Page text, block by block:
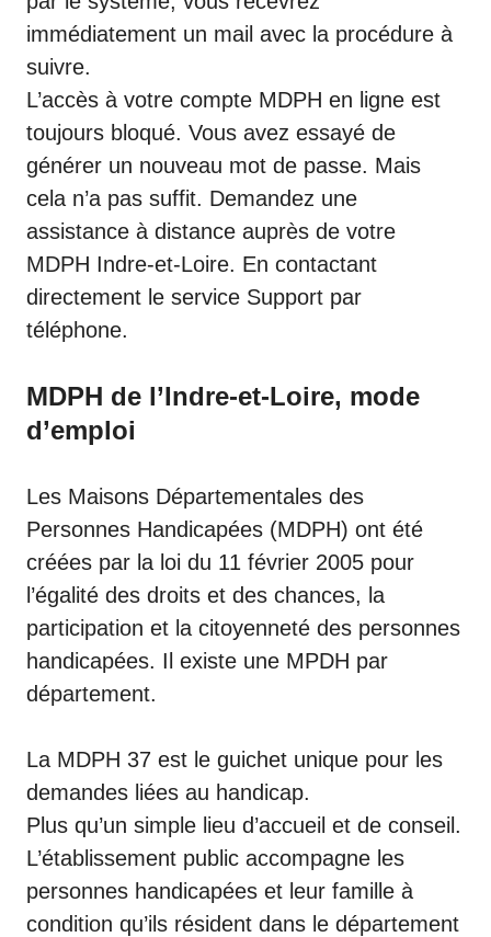
immédiatement un mail avec la procédure à
suivre.
L’accès à votre compte MDPH en ligne est
toujours bloqué. Vous avez essayé de
générer un nouveau mot de passe. Mais
cela n’a pas suffit. Demandez une
assistance à distance auprès de votre
MDPH Indre-et-Loire. En contactant
directement le service Support par
téléphone.
MDPH de l’Indre-et-Loire, mode
d’emploi
Les Maisons Départementales des
Personnes Handicapées (MDPH) ont été
créées par la loi du 11 février 2005 pour
l’égalité des droits et des chances, la
participation et la citoyenneté des personnes
handicapées. Il existe une MPDH par
département.
La MDPH 37 est le guichet unique pour les
demandes liées au handicap.
Plus qu’un simple lieu d’accueil et de conseil.
L’établissement public accompagne les
personnes handicapées et leur famille à
condition qu’ils résident dans le département